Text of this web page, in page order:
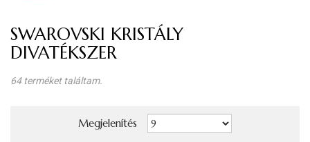
SWAROVSKI KRISTÁLY
DIVATÉKSZER
64 terméket találtam.
Megjelenítés